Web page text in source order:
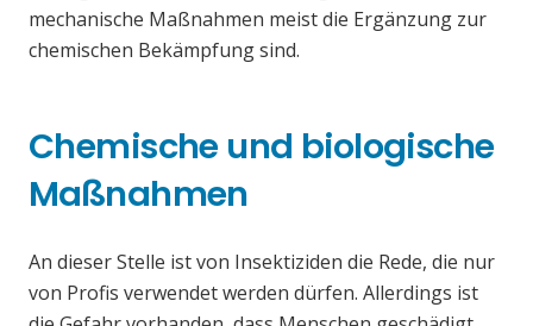
mechanische Maßnahmen meist die Ergänzung zur
chemischen Bekämpfung sind.
Chemische und biologische
Maßnahmen
An dieser Stelle ist von Insektiziden die Rede, die nur
von Profis verwendet werden dürfen. Allerdings ist